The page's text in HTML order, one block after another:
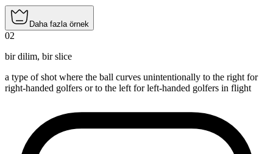
Daha fazla örnek
02
bir dilim, bir slice
a type of shot where the ball curves unintentionally to the right for
right-handed golfers or to the left for left-handed golfers in flight